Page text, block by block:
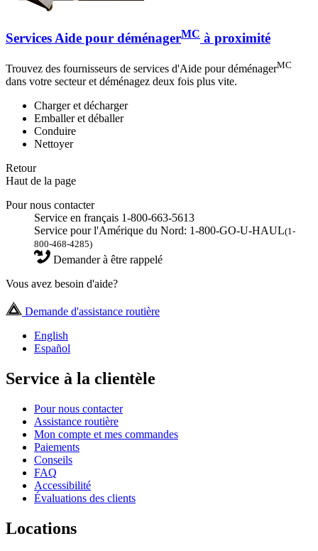
Services Aide pour déménagerMC à proximité
Trouvez des fournisseurs de services d'Aide pour déménagerMC
dans votre secteur et déménagez deux fois plus vite.
Charger et décharger
Emballer et déballer
Conduire
Nettoyer
Retour
Haut de la page
Pour nous contacter
Service en français 1-800-663-5613
Service pour l'Amérique du Nord: 1-800-GO-U-HAUL(1-
800-468-4285)
Demander à être rappelé
Vous avez besoin d'aide?
Demande d'assistance routière
English
Español
Service à la clientèle
Pour nous contacter
Assistance routière
Mon compte et mes commandes
Paiements
Conseils
FAQ
Accessibilité
Évaluations des clients
Locations